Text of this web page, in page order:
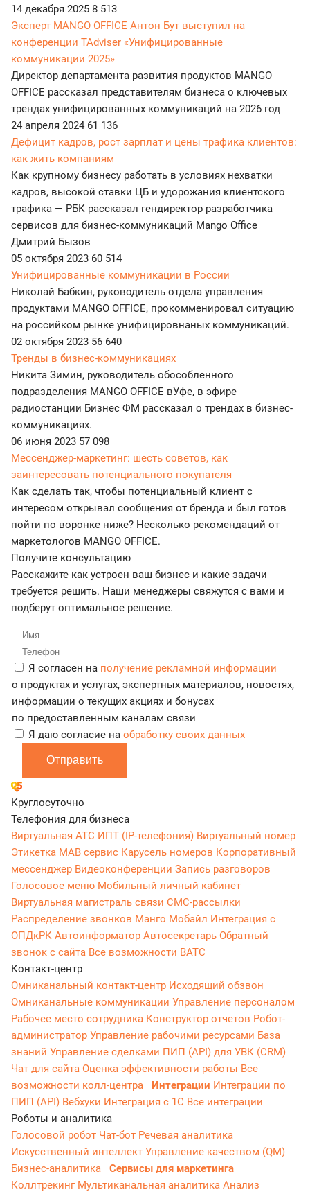
14 декабря 2025 8 513
Эксперт MANGO OFFICE Антон Бут выступил на
конференции TAdviser «Унифицированные
коммуникации 2025»
Директор департамента развития продуктов MANGO
OFFICE рассказал представителям бизнеса о ключевых
трендах унифицированных коммуникаций на 2026 год
24 апреля 2024 61 136
Дефицит кадров, рост зарплат и цены трафика клиентов:
как жить компаниям
Как крупному бизнесу работать в условиях нехватки
кадров, высокой ставки ЦБ и удорожания клиентского
трафика — РБК рассказал гендиректор разработчика
сервисов для бизнес-коммуникаций Mango Office
Дмитрий Бызов
05 октября 2023 60 514
Унифицированные коммуникации в России
Николай Бабкин, руководитель отдела управления
продуктами MANGO OFFICE, прокомменировал ситуацию
на российком рынке унифицировнаных коммуникаций.
02 октября 2023 56 640
Тренды в бизнес-коммуникациях
Никита Зимин, руководитель обособленного
подразделения MANGO OFFICE вУфе, в эфире
радиостанции Бизнес ФМ рассказал о трендах в бизнес-
коммуникациях.
06 июня 2023 57 098
Мессенджер-маркетинг: шесть советов, как
заинтересовать потенциального покупателя
Как сделать так, чтобы потенциальный клиент с
интересом открывал сообщения от бренда и был готов
пойти по воронке ниже? Несколько рекомендаций от
маркетологов MANGO OFFICE.
Получите консультацию
Расскажите как устроен ваш бизнес и какие задачи
требуется решить. Наши менеджеры свяжутся с вами и
подберут оптимальное решение.
Я согласен на получение рекламной информации
о продуктах и услугах, экспертных материалов, новостях,
информации о текущих акциях и бонусах
по предоставленным каналам связи
Я даю согласие на обработку своих данных
Отправить
Круглосуточно
Телефония для бизнеса
Виртуальная АТС ИПТ (IP-телефония) Виртуальный номер
Этикетка МАВ сервис Карусель номеров Корпоративный
мессенджер Видеоконференции Запись разговоров
Голосовое меню Мобильный личный кабинет
Виртуальная магистраль связи СМС-рассылки
Распределение звонков Манго Мобайл Интеграция с
ОПДкРК Автоинформатор Автосекретарь Обратный
звонок с сайта Все возможности ВАТС
Контакт-центр
Омниканальный контакт-центр Исходящий обзвон
Омниканальные коммуникации Управление персоналом
Рабочее место сотрудника Конструктор отчетов Робот-
администратор Управление рабочими ресурсами База
знаний Управление сделками ПИП (API) для УВК (CRM)
Чат для сайта Оценка эффективности работы Все
возможности колл-центра
Интеграции Интеграции по
ПИП (API) Вебхуки Интеграция с 1С Все интеграции
Роботы и аналитика
Голосовой робот Чат-бот Речевая аналитика
Искусственный интеллект Управление качеством (QM)
Бизнес-аналитика
Сервисы для маркетинга
Коллтрекинг Мультиканальная аналитика Анализ